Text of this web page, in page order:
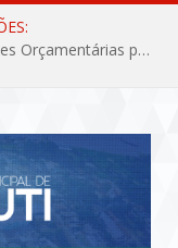
Câmara Municipal aprova Lei de Diretrizes Orçamentárias para o exercício financeiro de 2027